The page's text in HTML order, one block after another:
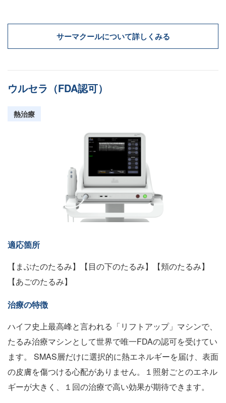
サーマクールについて詳しくみる
ウルセラ（FDA認可）
熱治療
適応箇所
【まぶたのたるみ】【目の下のたるみ】【頬のたるみ】
【あごのたるみ】
治療の特徴
ハイフ史上最高峰と言われる「リフトアップ」マシンで、
たるみ治療マシンとして世界で唯一FDAの認可を受けてい
ます。 SMAS層だけに選択的に熱エネルギーを届け、表面
の皮膚を傷つける心配がありません。１照射ごとのエネル
ギーが大きく、１回の治療で高い効果が期待できます。